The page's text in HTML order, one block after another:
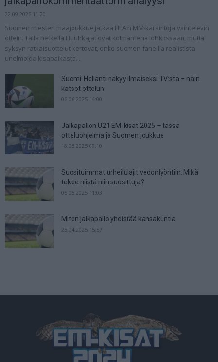
22.09.2025 11:20
Suomen miesten maajoukkue jatkaa FIFA:n MM-karsintoja vaihtelevin
ottein. Tällä hetkellä Huuhkajat ovat kolmantena lohkossaan, mutta
syksyn ratkaisuottelut kertovat, onko suomen faneilla realistista
unelmoida kisapaikasta....
Suomi-Hollanti näkyy ilmaiseksi TV:stä – näin
katsot ottelun
06.06.2025 14:00
Jalkapallon U21 EM-kisat 2025 – tässä
otteluohjelma ja Suomen joukkue
18.05.2025 09:10
Suosituimmat urheilulajit vedonlyöntiin: Mikä
tekee niistä niin suosittuja?
05.05.2025 11:03
Miten jalkapallo yhdistää kansakuntia
25.04.2025 15:57